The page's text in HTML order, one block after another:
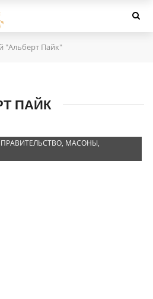
"Альберт Пайк"
ПАЙК
МАСОНЫ,